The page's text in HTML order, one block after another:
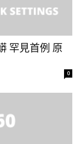
罕見首例 原
0